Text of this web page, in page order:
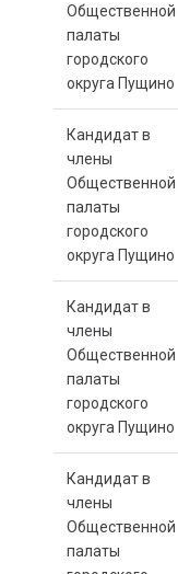
Общественной
палаты
городского
округа Пущино
Кандидат в
члены
Общественной
палаты
городского
округа Пущино
Кандидат в
члены
Общественной
палаты
городского
округа Пущино
Кандидат в
члены
Общественной
палаты